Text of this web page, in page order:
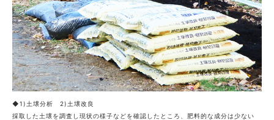
◆1)土壌分析 2)土壌改良
採取した土壌を調査し現状の様子などを確認したところ、肥料的な成分は少ない